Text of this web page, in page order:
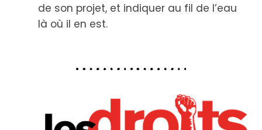
de son projet, et indiquer au fil de l’eau
là où il en est.